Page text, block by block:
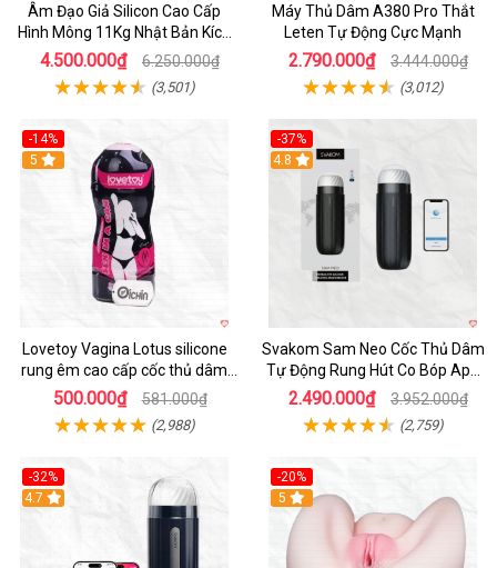
Âm Đạo Giả Silicon Cao Cấp
Hình Mông 11Kg Nhật Bản Kích
Thước Như Thật
4.500.000₫ 6.250.000₫
(3,501)
Máy Thủ Dâm A380 Pro Thắt
Leten Tự Động Cực Mạnh
2.790.000₫ 3.444.000₫
(3,012)
-14%
Hot
5
Lovetoy Vagina Lotus silicone
rung êm cao cấp cốc thủ dâm
nam
500.000₫ 581.000₫
(2,988)
-37%
4.8
Svakom Sam Neo Cốc Thủ Dâm
Tự Động Rung Hút Co Bóp App
Điều Khiển
2.490.000₫ 3.952.000₫
(2,759)
-32%
Hot
4.7
-20%
Hot
5